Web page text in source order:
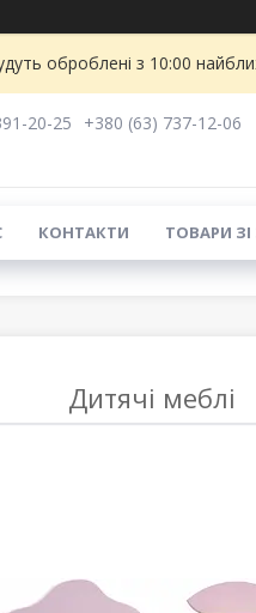
оброблені з 10:00
20-25
+380 (63) 737-12-06
КОНТАКТИ ТОВАРИ
Дитячі меблі